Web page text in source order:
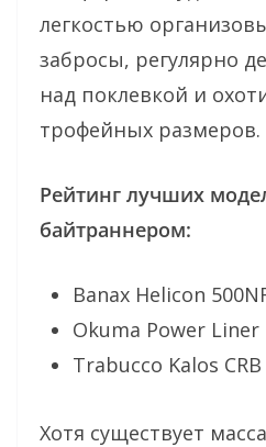
легкостью
забросы, регулярно
над поклевкой и
трофейных размеров.
Рейтинг лучших
байтраннером:
Banax Helicon
Okuma Power Liner
Trabucco Kalos
Хотя существует